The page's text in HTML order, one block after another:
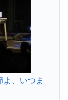
、いつま